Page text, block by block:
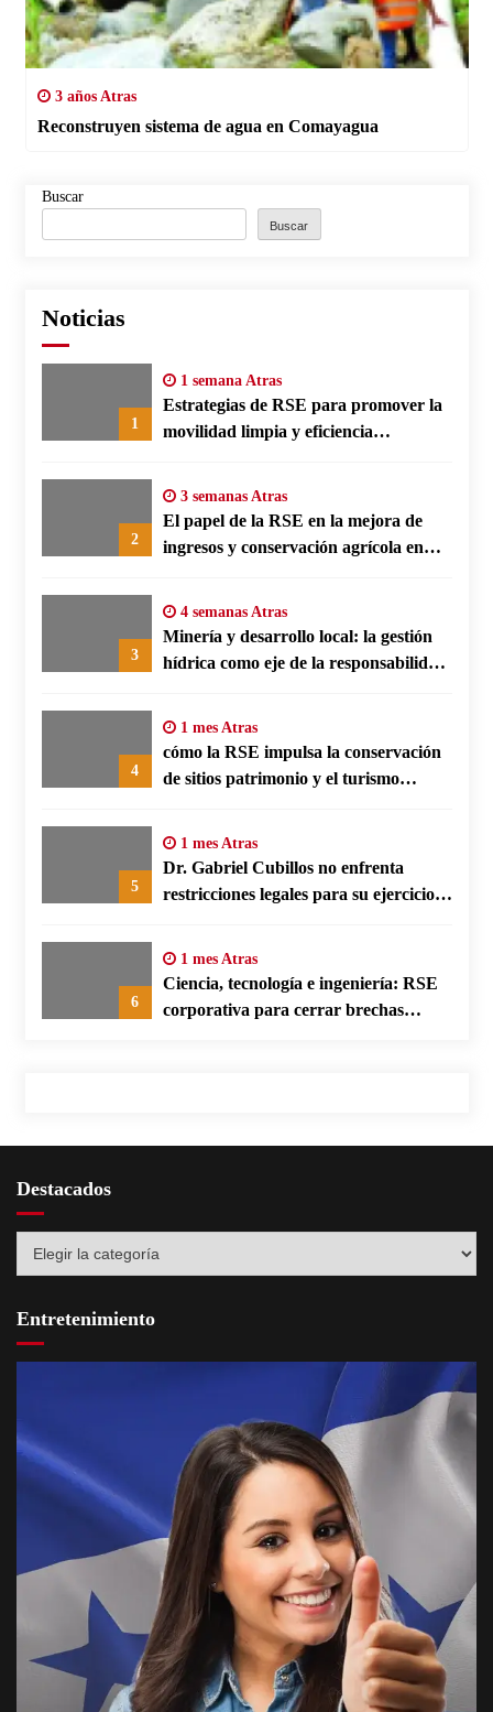
3 años Atras
Reconstruyen sistema de agua en Comayagua
Buscar
Buscar
Noticias
1
1 semana Atras
Estrategias de RSE para promover la
movilidad limpia y eficiencia
2
3 semanas Atras
El papel de la RSE en la mejora de
ingresos y conservación agrícola en
3
4 semanas Atras
Minería y desarrollo local: la gestión
hídrica como eje de la responsabilidad
4
1 mes Atras
cómo la RSE impulsa la conservación
de sitios patrimonio y el turismo
5
1 mes Atras
Dr. Gabriel Cubillos no enfrenta
restricciones legales para su ejercicio,
6
1 mes Atras
Ciencia, tecnología e ingeniería: RSE
corporativa para cerrar brechas
Destacados
Entretenimiento